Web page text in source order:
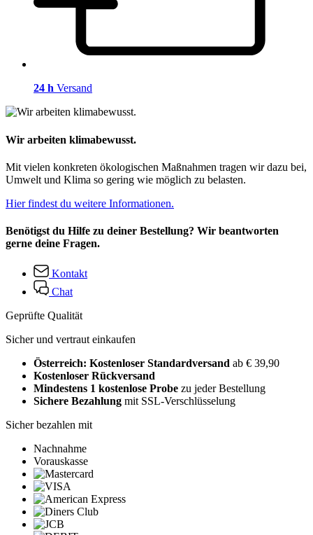
24 h Versand
Wir arbeiten klimabewusst.
Mit vielen konkreten ökologischen Maßnahmen tragen wir dazu bei,
Umwelt und Klima so gering wie möglich zu belasten.
Hier findest du weitere Informationen.
Benötigst du Hilfe zu deiner Bestellung? Wir beantworten
gerne deine Fragen.
Kontakt
Chat
Geprüfte Qualität
Sicher und vertraut einkaufen
Österreich: Kostenloser Standardversand ab € 39,90
Kostenloser Rückversand
Mindestens 1 kostenlose Probe zu jeder Bestellung
Sichere Bezahlung mit SSL-Verschlüsselung
Sicher bezahlen mit
Nachnahme
Vorauskasse